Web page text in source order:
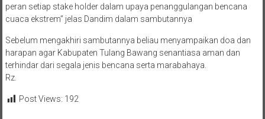
peran setiap stake holder dalam upaya penanggulangan bencana
cuaca ekstrem” jelas Dandim dalam sambutannya
Sebelum mengakhiri sambutannya beliau menyampaikan doa dan
harapan agar Kabupaten Tulang Bawang senantiasa aman dan
terhindar dari segala jenis bencana serta marabahaya.
Rz.
Post Views: 192